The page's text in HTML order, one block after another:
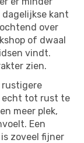
kant
over
of dwaal
vindt.
zien.
rustigere
echt tot rust te
meer plek,
Een
zoveel fijner